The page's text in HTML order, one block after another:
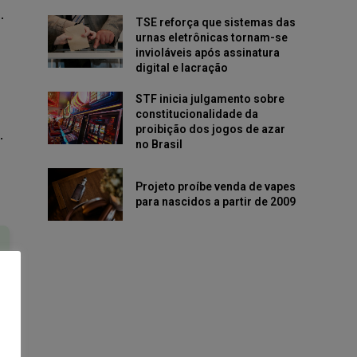
TSE reforça que sistemas das
urnas eletrônicas tornam-se
invioláveis após assinatura
digital e lacração
STF inicia julgamento sobre
constitucionalidade da
proibição dos jogos de azar
no Brasil
Projeto proíbe venda de vapes
para nascidos a partir de 2009